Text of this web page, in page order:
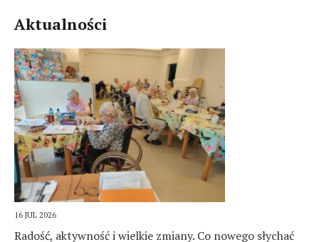
Aktualności
16 JUL 2026
Radość, aktywność i wielkie zmiany. Co nowego słychać